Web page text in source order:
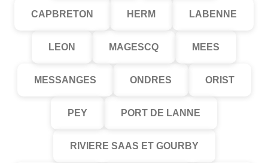
CAPBRETON HERM LABENNE
LEON MAGESCQ MEES
MESSANGES ONDRES ORIST
PEY PORT DE LANNE
RIVIERE SAAS ET GOURBY